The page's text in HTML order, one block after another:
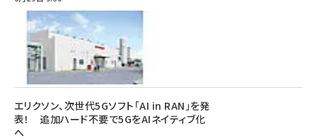
エリクソン、次世代5Gソフト「AI in RAN」を発
表！ 追加ハード不要で5GをAIネイティブ化
へ